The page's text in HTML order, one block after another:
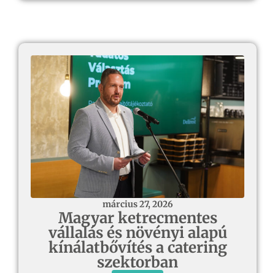
március 27, 2026
Magyar ketrecmentes
vállalás és növényi alapú
kínálatbővítés a catering
szektorban